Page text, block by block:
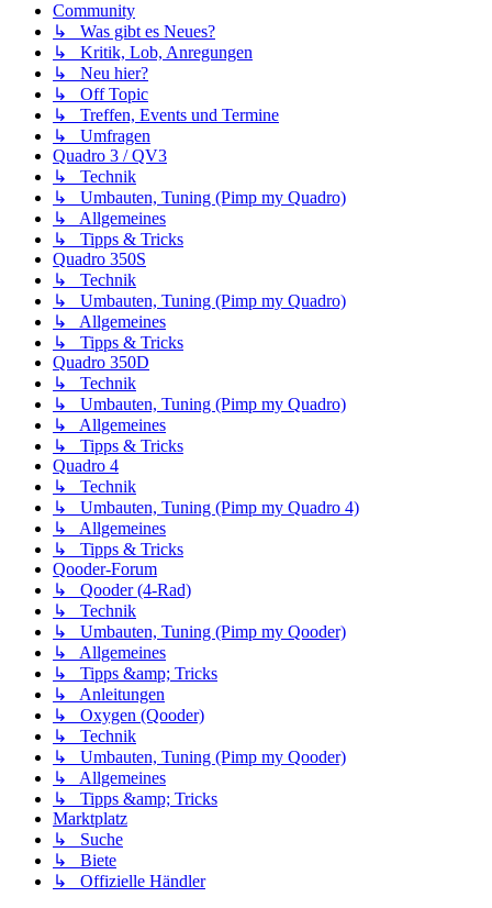
Community
↳ Was gibt es Neues?
↳ Kritik, Lob, Anregungen
↳ Neu hier?
↳ Off Topic
↳ Treffen, Events und Termine
↳ Umfragen
Quadro 3 / QV3
↳ Technik
↳ Umbauten, Tuning (Pimp my Quadro)
↳ Allgemeines
↳ Tipps & Tricks
Quadro 350S
↳ Technik
↳ Umbauten, Tuning (Pimp my Quadro)
↳ Allgemeines
↳ Tipps & Tricks
Quadro 350D
↳ Technik
↳ Umbauten, Tuning (Pimp my Quadro)
↳ Allgemeines
↳ Tipps & Tricks
Quadro 4
↳ Technik
↳ Umbauten, Tuning (Pimp my Quadro 4)
↳ Allgemeines
↳ Tipps & Tricks
Qooder-Forum
↳ Qooder (4-Rad)
↳ Technik
↳ Umbauten, Tuning (Pimp my Qooder)
↳ Allgemeines
↳ Tipps &amp; Tricks
↳ Anleitungen
↳ Oxygen (Qooder)
↳ Technik
↳ Umbauten, Tuning (Pimp my Qooder)
↳ Allgemeines
↳ Tipps &amp; Tricks
Marktplatz
↳ Suche
↳ Biete
↳ Offizielle Händler